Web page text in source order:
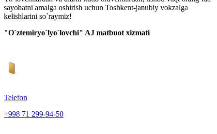
sayohatni amalga oshirish uchun Toshkent-janubiy vokzalga
kelishlarini so`raymiz!
"O`ztemiryo`lyo`lovchi" AJ matbuot xizmati
Telefon
+998 71 299-94-50